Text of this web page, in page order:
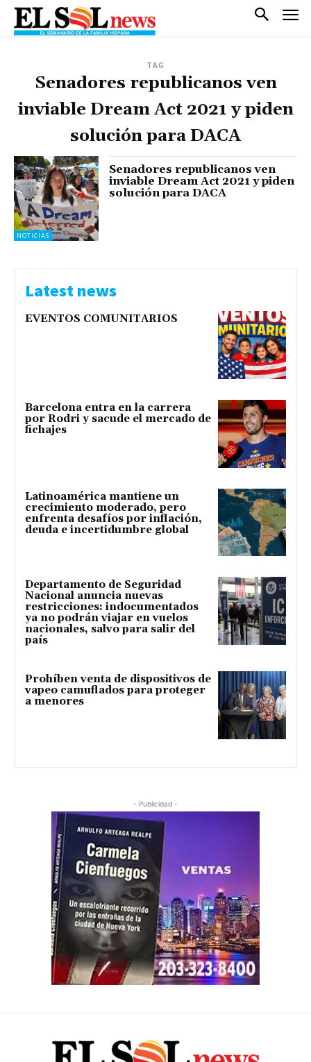
TAG
Senadores republicanos ven
inviable Dream Act 2021 y piden
solución para DACA
NOTICIAS
Senadores republicanos ven
inviable Dream Act 2021 y piden
solución para DACA
Latest news
EVENTOS COMUNITARIOS
Barcelona entra en la carrera
por Rodri y sacude el mercado de
fichajes
Latinoamérica mantiene un
crecimiento moderado, pero
enfrenta desafíos por inflación,
deuda e incertidumbre global
Departamento de Seguridad
Nacional anuncia nuevas
restricciones: indocumentados
ya no podrán viajar en vuelos
nacionales, salvo para salir del
país
Prohíben venta de dispositivos de
vapeo camuflados para proteger
a menores
- Publicidad -